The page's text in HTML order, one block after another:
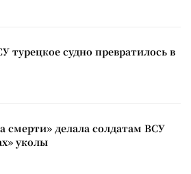
турецкое судно превратилось в
смерти» делала солдатам ВСУ
уколы